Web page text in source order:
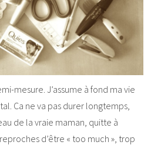
mesure. J’assume à fond ma vie
Ca ne va pas durer longtemps,
de la vraie maman, quitte à
d’être « too much », trop